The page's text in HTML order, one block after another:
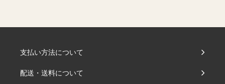
支払い方法について
配送・送料について